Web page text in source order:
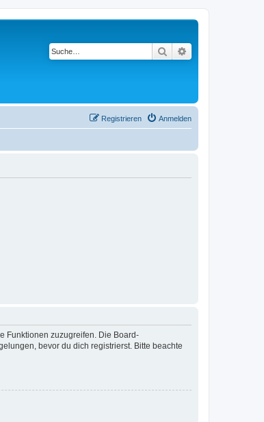
Suche
Anmelden
Registrieren
Funktionen zuzugreifen. Die Board-
bevor du dich registrierst. Bitte beachte